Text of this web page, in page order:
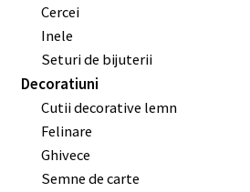
Cercei
Inele
Seturi de bijuterii
Decoratiuni
Cutii decorative lemn
Felinare
Ghivece
Semne de carte